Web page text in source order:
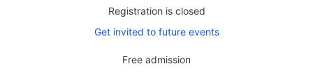
Registration is closed
Get invited to future events
Free admission